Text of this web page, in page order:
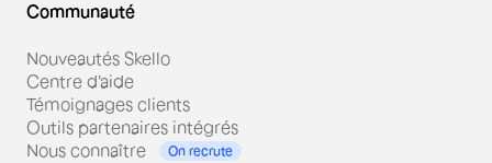
Communauté
Nouveautés Skello
Centre d'aide
Témoignages clients
Outils partenaires intégrés
Nous connaître
On recrute